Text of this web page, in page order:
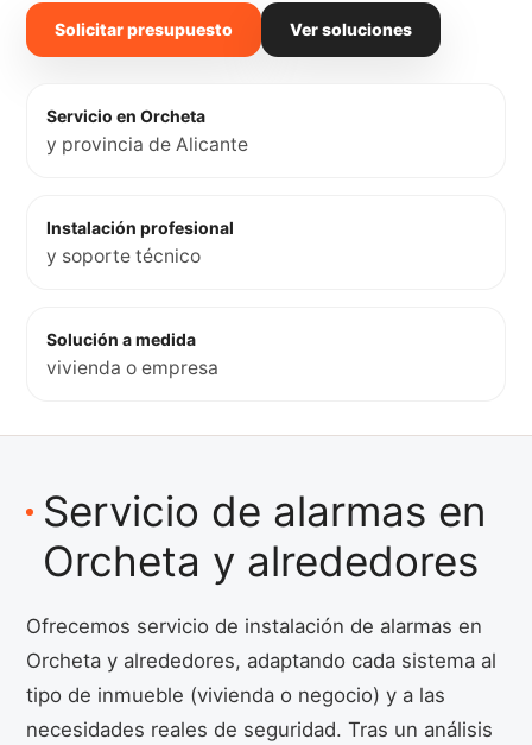
Solicitar presupuesto Ver soluciones
Servicio en Orcheta
y provincia de Alicante
Instalación profesional
y soporte técnico
Solución a medida
vivienda o empresa
Servicio de alarmas en
Orcheta y alrededores
Ofrecemos servicio de instalación de alarmas en
Orcheta y alrededores, adaptando cada sistema al
tipo de inmueble (vivienda o negocio) y a las
necesidades reales de seguridad. Tras un análisis